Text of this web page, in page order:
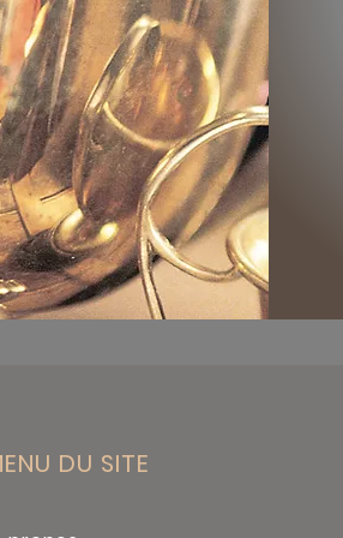
DU SITE